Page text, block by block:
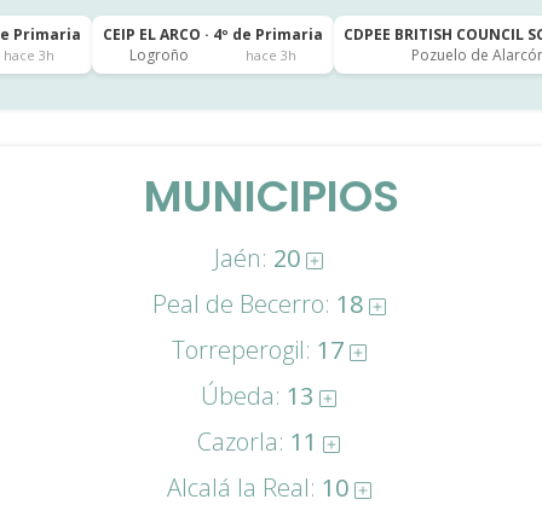
Primaria
hace 3h
CEIP EL ARCO · 4º de Primaria
Logroño
hace 3h
CDPEE BRITISH COUNCIL
Pozuelo de
MUNICIPIOS
Jaén: 20
Peal de Becerro: 18
Torreperogil: 17
Úbeda: 13
Cazorla: 11
Alcalá la Real: 10